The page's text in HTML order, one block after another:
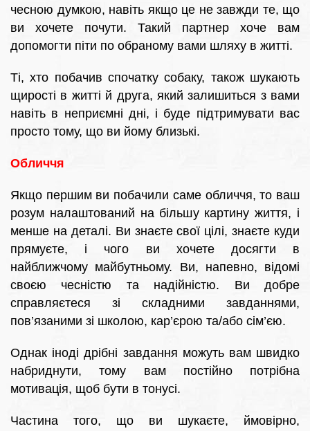
чесною думкою, навіть якщо це не завжди те, що
ви хочете почути. Такий партнер хоче вам
допомогти піти по обраному вами шляху в житті.
Ті, хто побачив спочатку собаку, також шукають
щирості в житті й друга, який залишиться з вами
навіть в неприємні дні, і буде підтримувати вас
просто тому, що ви йому близькі.
Обличчя
Якщо першим ви побачили саме обличчя, то ваш
розум налаштований на більшу картину життя, і
менше на деталі. Ви знаєте свої цілі, знаєте куди
прямуєте, і чого ви хочете досягти в
найближчому майбутньому. Ви, напевно, відомі
своєю чесністю та надійністю. Ви добре
справляєтеся зі складними завданнями,
пов’язаними зі школою, кар’єрою та/або сім’єю.
Однак іноді дрібні завдання можуть вам швидко
набриднути, тому вам постійно потрібна
мотивація, щоб бути в тонусі.
Частина того, що ви шукаєте, ймовірно,